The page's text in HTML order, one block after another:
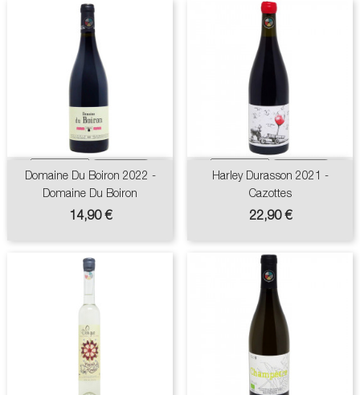
Domaine Du Boiron 2022 -
Domaine Du Boiron
Prix
14,90 €
Harley Durasson 2021 -
Cazottes
Prix
22,90 €